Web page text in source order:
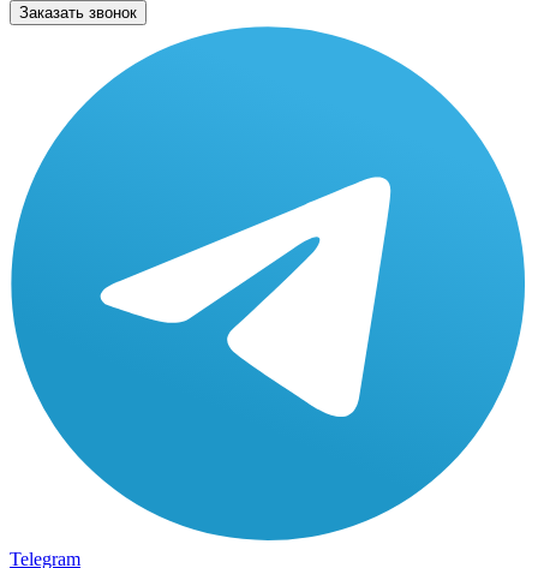
Заказать звонок
Telegram